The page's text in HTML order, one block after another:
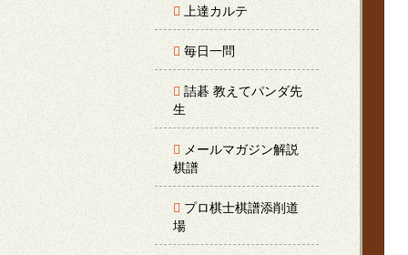
上達カルテ
毎日一問
詰碁 教えてパンダ先
生
メールマガジン解説
棋譜
プロ棋士棋譜添削道
場